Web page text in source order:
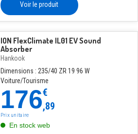
Voir le produit
ION FlexClimate IL01 EV Sound
Absorber
Hankook
Dimensions : 235/40 ZR 19 96 W
Voiture/Tourisme
176€
,89
Prix unitaire
En stock web